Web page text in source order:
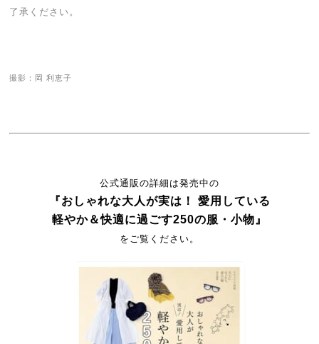
了承ください。
撮影：岡 利恵子
公式通販の詳細は発売中の
『おしゃれな大人が実は！ 愛用している
軽やか＆快適に過ごす250の服・小物』
をご覧ください。